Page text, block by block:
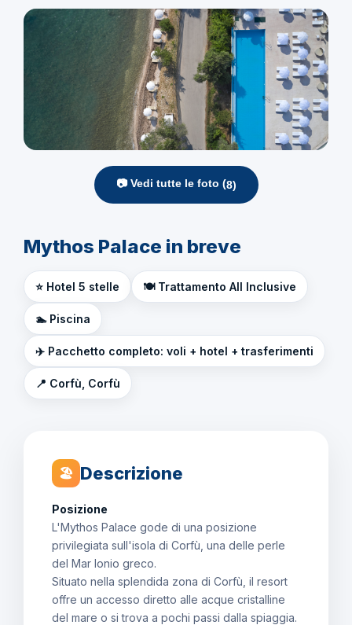
📷 Vedi tutte le foto (8)
Mythos Palace in breve
⭐ Hotel 5 stelle 🍽️ Trattamento All Inclusive
🏊 Piscina
✈️ Pacchetto completo: voli + hotel + trasferimenti
📍 Corfù, Corfù
🏖 Descrizione
Posizione
L'Mythos Palace gode di una posizione
privilegiata sull'isola di Corfù, una delle perle
del Mar Ionio greco.
Situato nella splendida zona di Corfù, il resort
offre un accesso diretto alle acque cristalline
del mare o si trova a pochi passi dalla spiaggia.